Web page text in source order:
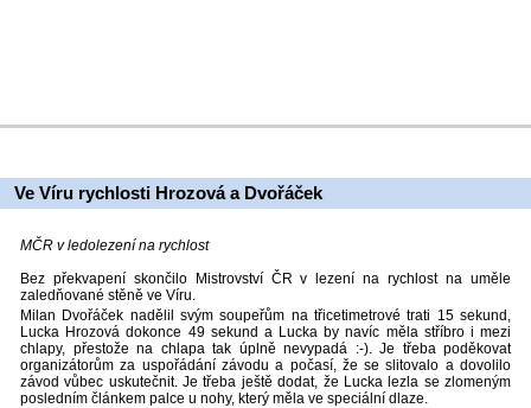
Ve Víru rychlosti Hrozová a Dvořáček
MČR v ledolezení na rychlost
Bez překvapení skončilo Mistrovství ČR v lezení na rychlost na uměle
zaledňované stěně ve Víru.
Milan Dvořáček nadělil svým soupeřům na třicetimetrové trati 15 sekund,
Lucka Hrozová dokonce 49 sekund a Lucka by navíc měla stříbro i mezi
chlapy, přestože na chlapa tak úplně nevypadá :-). Je třeba poděkovat
organizátorům za uspořádání závodu a počasí, že se slitovalo a dovolilo
závod vůbec uskutečnit. Je třeba ještě dodat, že Lucka lezla se zlomeným
posledním článkem palce u nohy, který měla ve speciální dlaze.